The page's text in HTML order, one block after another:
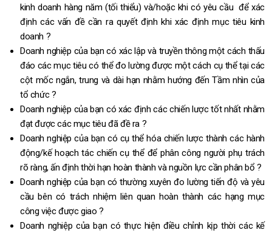
kinh doanh hàng năm (tối thiểu) và/hoặc khi có yêu cầu để xác
định các vấn đề cần ra quyết định khi xác định mục tiêu kinh
doanh ?
Doanh nghiệp của bạn có xác lập và truyền thông một cách thấu
đáo các mục tiêu có thể đo lường được một cách cụ thể tại các
cột mốc ngắn, trung và dài hạn nhằm hướng đến Tầm nhìn của
tổ chức ?
Doanh nghiệp của bạn có xác định các chiến lược tốt nhất nhằm
đạt được các mục tiêu đã đề ra ?
Doanh nghiệp của bạn có cụ thể hóa chiến lược thành các hành
động/kế hoạch tác chiến cụ thể để phân công người phụ trách
rõ ràng, ấn định thời hạn hoàn thành và nguồn lực cần phân bổ ?
Doanh nghiệp của bạn có thường xuyên đo lường tiến độ và yêu
cầu bên có trách nhiệm liên quan hoàn thành các hạng mục
công việc được giao ?
Doanh nghiệp của bạn có thực hiện điều chỉnh kịp thời các kế